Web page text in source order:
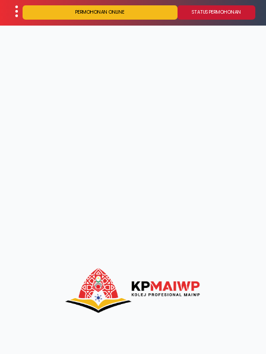
PERMOHONAN ONLINE STATUS PERMOHONAN